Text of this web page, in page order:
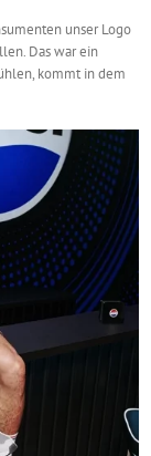
unser Logo
Das war ein
kommt in dem